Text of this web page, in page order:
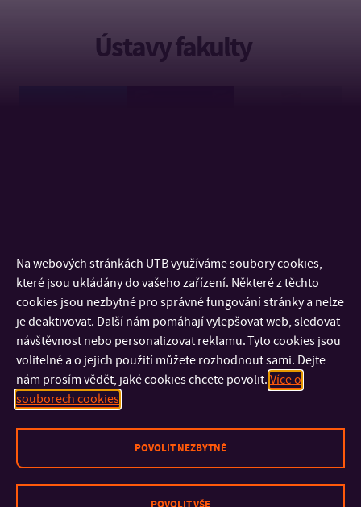
Ústavy fakulty
Ústav inženýrství
ochrany životního
prostředí
Ústav inženýrství
polymerů
Ústav
technologie
potravin
Na webových stránkách UTB využíváme soubory cookies,
které jsou ukládány do vašeho zařízení. Některé z těchto
cookies jsou nezbytné pro správné fungování stránky a nelze
je deaktivovat. Další nám pomáhají vylepšovat web, sledovat
návštěvnost nebo personalizovat reklamu. Tyto cookies jsou
volitelné a o jejich použití můžete rozhodnout sami. Dejte
nám prosím vědět, jaké cookies chcete povolit. Více o
souborech cookies
POVOLIT NEZBYTNÉ